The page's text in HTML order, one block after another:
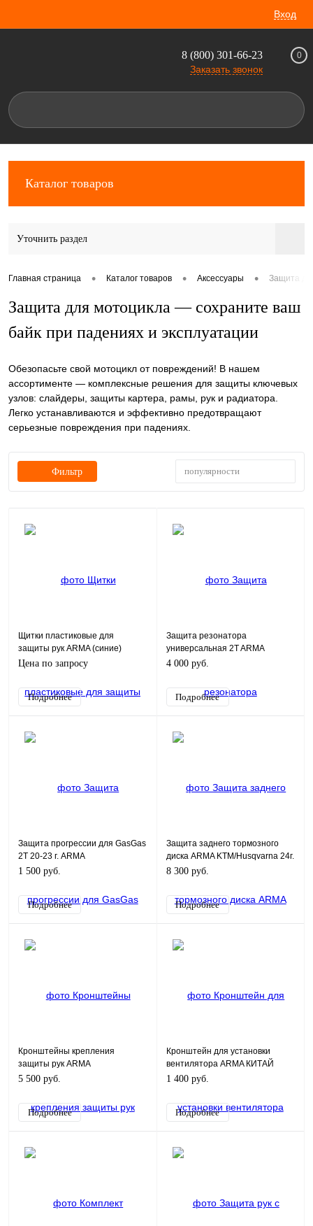
Вход
8 (800) 301-66-23
Заказать звонок
0
Каталог товаров
Уточнить раздел
Главная страница • Каталог товаров • Аксессуары • Защита
Защита для мотоцикла — сохраните ваш
байк при падениях и эксплуатации
Обезопасьте свой мотоцикл от повреждений! В нашем
ассортименте — комплексные решения для защиты ключевых
узлов: слайдеры, защиты картера, рамы, рук и радиатора.
Легко устанавливаются и эффективно предотвращают
серьезные повреждения при падениях.
Фильтр популярности
Щитки пластиковые для
защиты рук ARMA (синие)
Цена по запросу
Подробнее
Защита резонатора
универсальная 2T ARMA
4 000 руб.
Подробнее
Защита прогрессии для GasGas
2T 20-23 г. ARMA
1 500 руб.
Подробнее
Защита заднего тормозного
диска ARMA KTM/Husqvarna 24г.
8 300 руб.
Подробнее
Кронштейны крепления
защиты рук ARMA
5 500 руб.
Подробнее
Кронштейн для установки
вентилятора ARMA КИТАЙ
1 400 руб.
Подробнее